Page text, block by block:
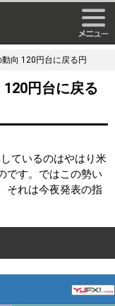
向 120円台に戻る円
円台に戻る
ているのはやはり米
です。ではこの勢い
それは今夜発表の指